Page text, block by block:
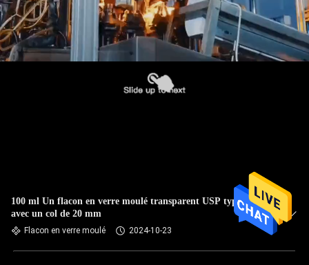
100 ml Un flacon en verre moulé transparent USP type II
avec un col de 20 mm
Flacon en verre moulé 2024-10-23